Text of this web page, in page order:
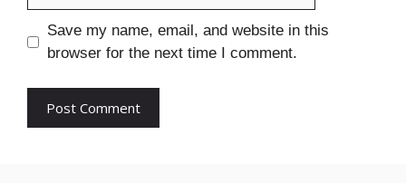
Save my name, email, and website in this
browser for the next time I comment.